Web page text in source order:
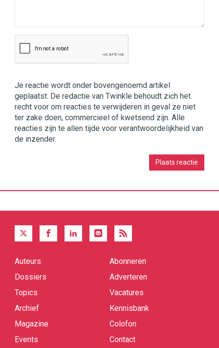
Je reactie wordt onder bovengenoemd artikel
geplaatst. De redactie van Twinkle behoudt zich het
recht voor om reacties te verwijderen in geval ze niet
ter zake doen, commercieel of kwetsend zijn. Alle
reacties zijn te allen tijde voor verantwoordelijkheid van
de inzender.
Quick
Auteurs
Dossiers
Topics
Archief
Magazine
Events
Abonneren
Adverteren
Vacatures
Kennisbank
Colofon
Contact